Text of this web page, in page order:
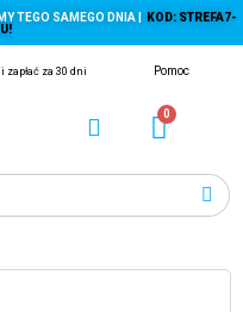
TEGO SAMEGO DNIA |
KOD: STREFA7-
zapłać za 30 dni Pomoc